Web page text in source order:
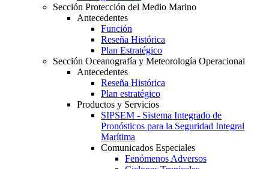
Sección Protección del Medio Marino
Antecedentes
Función
Reseña Histórica
Plan Estratégico
Sección Oceanografía y Meteorología Operacional
Antecedentes
Reseña Histórica
Plan estratégico
Productos y Servicios
SIPSEM - Sistema Integrado de
Pronósticos para la Seguridad Integral
Marítima
Comunicados Especiales
Fenómenos Adversos